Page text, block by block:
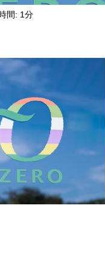
間: 1分